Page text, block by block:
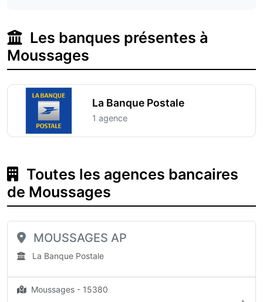
Les banques présentes à
Moussages
La Banque Postale
1 agence
Toutes les agences bancaires
de Moussages
MOUSSAGES AP
La Banque Postale
Moussages - 15380